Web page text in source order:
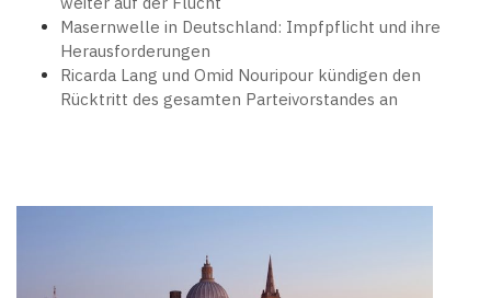
Masernwelle in Deutschland: Impfpflicht und ihre
Herausforderungen
Ricarda Lang und Omid Nouripour kündigen den
Rücktritt des gesamten Parteivorstandes an